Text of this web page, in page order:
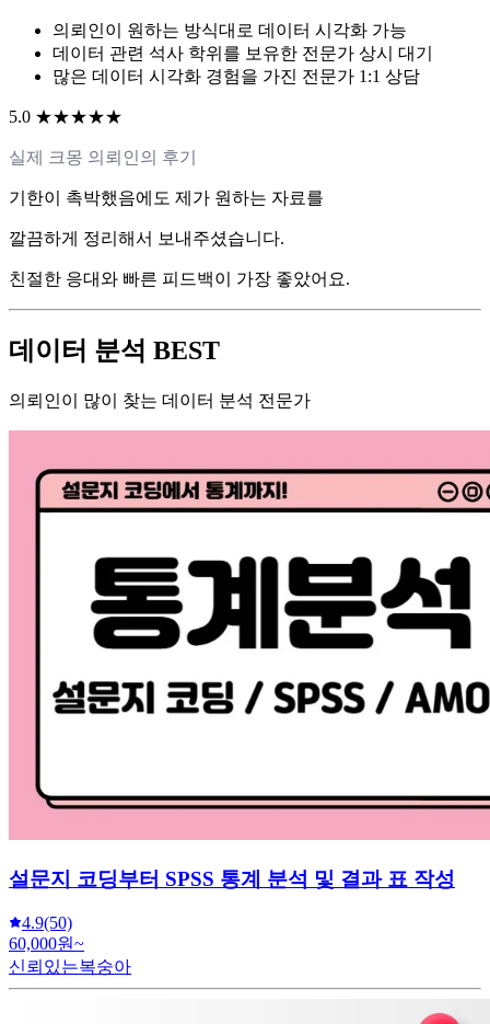
의뢰인이 원하는 방식대로 데이터 시각화 가능
데이터 관련 석사 학위를 보유한 전문가 상시 대기
많은 데이터 시각화 경험을 가진 전문가 1:1 상담
5.0 ★★★★★
실제 크몽 의뢰인의 후기
기한이 촉박했음에도 제가 원하는 자료를
깔끔하게 정리해서 보내주셨습니다.
친절한 응대와 빠른 피드백이 가장 좋았어요.
데이터 분석 BEST
의뢰인이 많이 찾는 데이터 분석 전문가
설문지 코딩부터 SPSS 통계 분석 및 결과 표 작성
4.9(50)
60,000원~
신뢰있는복숭아